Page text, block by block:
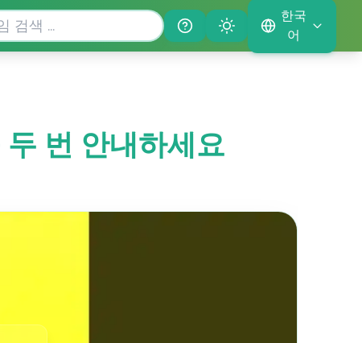
Help
Theme
한국
어
번 안내하세요